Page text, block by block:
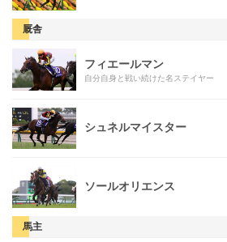
厩舎
フィエールマン
自分自身と戦い続けた名ステイヤー
シュネルマイスター
ソールオリエンス
馬主